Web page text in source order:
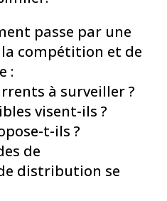
passe par une
la compétition et de
:
à surveiller ?
visent-ils ?
t-ils ?
de
distribution se